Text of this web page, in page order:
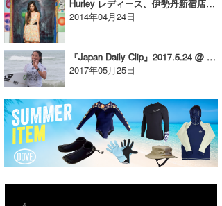
Hurley レディース、伊勢丹新宿店で期間限定展開スタート！
2014年04月24日
『Japan Daily Clip』2017.5.24 @ Chiba vol.1
2017年05月25日